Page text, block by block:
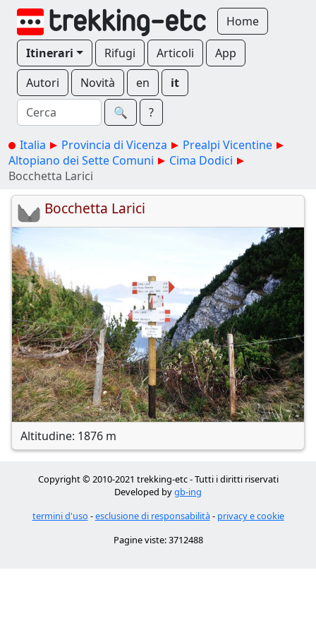
Home
Itinerari Rifugi Articoli
App
Autori
Novità en
it
🔍︎
?
Italia Provincia di Vicenza
Prealpi Vicentine
Altopiano dei Sette Comuni
Cima Dodici
Bocchetta Larici
Bocchetta Larici
Altitudine: 1876 m
Copyright © 2010-2021 trekking-etc - Tutti i diritti riservati
Developed bygb-ing
termini d'uso -esclusione di responsabilità- privacy e cookie
Pagine viste: 3712488